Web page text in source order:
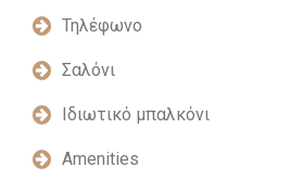
Τηλέφωνο
Σαλόνι
Ιδιωτικό μπαλκόνι
Amenities